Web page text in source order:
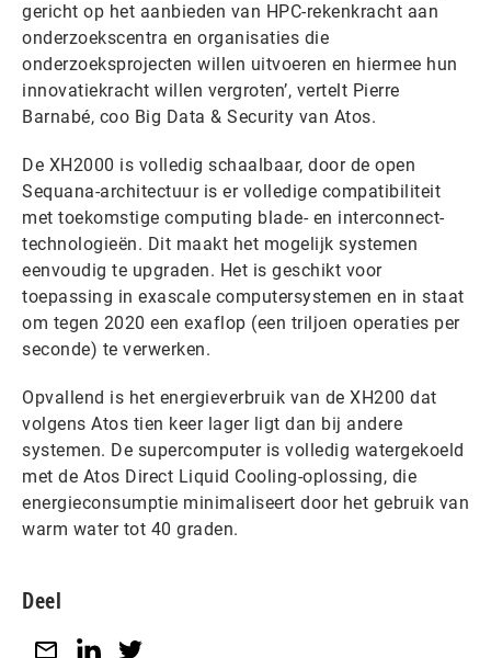
gericht op het aanbieden van HPC-rekenkracht aan
onderzoekscentra en organisaties die
onderzoeksprojecten willen uitvoeren en hiermee hun
innovatiekracht willen vergroten’, vertelt Pierre
Barnabé, coo Big Data & Security van Atos.
De XH2000 is volledig schaalbaar, door de open
Sequana-architectuur is er volledige compatibiliteit
met toekomstige computing blade- en interconnect-
technologieën. Dit maakt het mogelijk systemen
eenvoudig te upgraden. Het is geschikt voor
toepassing in exascale computersystemen en in staat
om tegen 2020 een exaflop (een triljoen operaties per
seconde) te verwerken.
Opvallend is het energieverbruik van de XH200 dat
volgens Atos tien keer lager ligt dan bij andere
systemen. De supercomputer is volledig watergekoeld
met de Atos Direct Liquid Cooling-oplossing, die
energieconsumptie minimaliseert door het gebruik van
warm water tot 40 graden.
Deel